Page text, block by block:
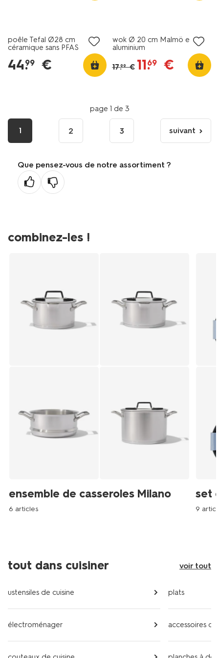
poêle Tefal Ø28 cm
céramique sans PFAS
44.
99 €
wok Ø 20 cm Malmö en
aluminium
17.99 € 11.
69 €
page 1 de 3
1 2 3
page
suivante
suivant
Que pensez-vous de notre assortiment ?
combinez-les !
ensemble de casseroles Milano
6 articles
set
9
tout dans cuisiner voir tout
ustensiles de cuisine
électroménager
plats
accessoires